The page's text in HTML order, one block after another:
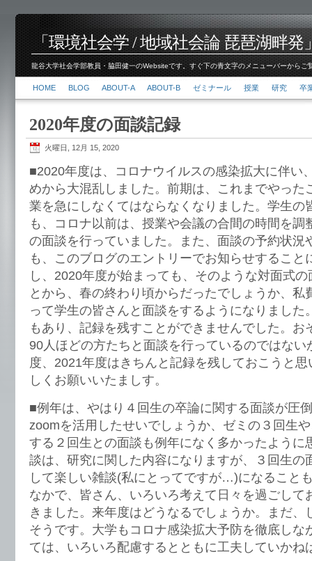
「環境社会学 / 地域社会論 琵琶湖畔発
龍谷大学社会学部教員・脇田健一のWebsiteです。すぐ下の青文字のメニューバーから
HOME BLOG ABOUT-A ABOUT-B ゼミナール 授業 研究 卒
2020年度の面談記録
火曜日, 12月 15, 2020
■2020年度は、コロナウイルスの感染拡大に伴い
めから大混乱しました。前期は、これまでやった
業を急にしなくてはならなくなりました。学生の
も、コロナ以前は、授業や会議の合間の時間を調
の面談を行っていました。また、面談の予約状況
も、このブログのエントリーでお知らせすること
し、2020年度が始まっても、そのような対面式
とから、春の終わり頃からだったでしょうか、私
って学生の皆さんと面談をするようになりました
もあり、記録を残すことができませんでした。お
90人ほどの方たちと面談を行っているのではない
度、2021年度はきちんと記録を残しておこうと
しくお願いいたましす。
■例年は、やはり４回生の卒論に関する面談が圧
zoomを活用したせいでしょうか、ゼミの３回生
する２回生との面談も例年になく多かったように
談は、研究に関した内容になりますが、３回生の
して楽しい雑談(私にとってですが…)になること
なかで、皆さん、いろいろ考えて日々を過ごして
きました。来年度はどうなるでしょうか。まだ、
そうです。大学もコロナ感染拡大予防を徹底しな
ては、いろいろ配慮するとともに工夫していかね